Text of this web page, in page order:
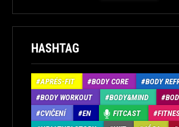
HASHTAG
APRÉS-FIT BODY CORE
BODY
BODY WORKOUT
BODY&MIND
CVIČENÍ
EN FITCAST